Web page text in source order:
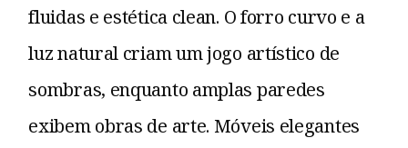
fluidas e estética clean. O forro curvo e a
luz natural criam um jogo artístico de
sombras, enquanto amplas paredes
exibem obras de arte. Móveis elegantes